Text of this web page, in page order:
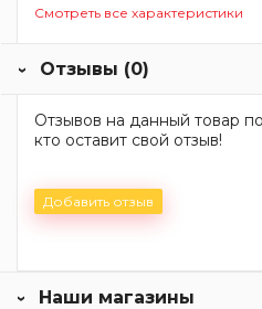
Смотреть все характеристики
Отзывы (0)
Отзывов на данный товар
кто оставит свой отзыв!
Добавить отзыв
Наши магазины